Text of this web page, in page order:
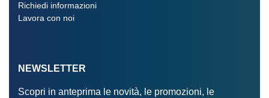
Richiedi informazioni
Lavora con noi
NEWSLETTER
Scopri in anteprima le novità, le promozioni, le